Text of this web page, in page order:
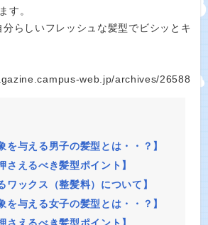
す。
分らしいフレッシュな髪型でビシッとキ
web.jp/archives/26588
を与える男子の髪型とは・・？】
さえるべき髪型ポイント】
ワックス（整髪料）について】
を与える女子の髪型とは・・？】